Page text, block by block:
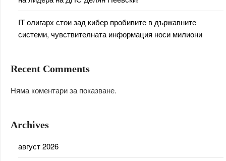
IT олигарх стои зад кибер пробивите в държавните
системи, чувствителната информация носи милиони
Recent Comments
Няма коментари за показване.
Archives
август 2026